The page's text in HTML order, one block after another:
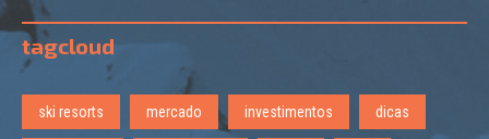
tagcloud
ski resorts mercado investimentos dicas